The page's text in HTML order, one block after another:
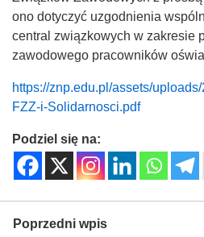
ono dotyczyć uzgodnienia
central związkowych w zakresie
zawodowego pracowników
https://znp.edu.pl/assets/
FZZ-i-Solidarnosci.pdf
Podziel się na:
Poprzedni wpis